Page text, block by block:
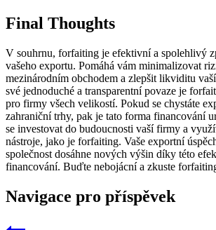
Final Thoughts
V souhrnu, forfaiting je efektivní a spolehlivý
vašeho exportu. Pomáhá vám minimalizovat
mezinárodním obchodem a zlepšit likviditu
své jednoduché a transparentní povaze je
pro firmy všech velikostí. Pokud se chystáte
zahraniční trhy, pak je tato forma financování
se investovat do budoucnosti vaší firmy a
nástroje, jako je forfaiting. Vaše exportní
společnost dosáhne nových výšin díky této
financování. Buďte nebojácní a zkuste
Navigace pro příspěvek